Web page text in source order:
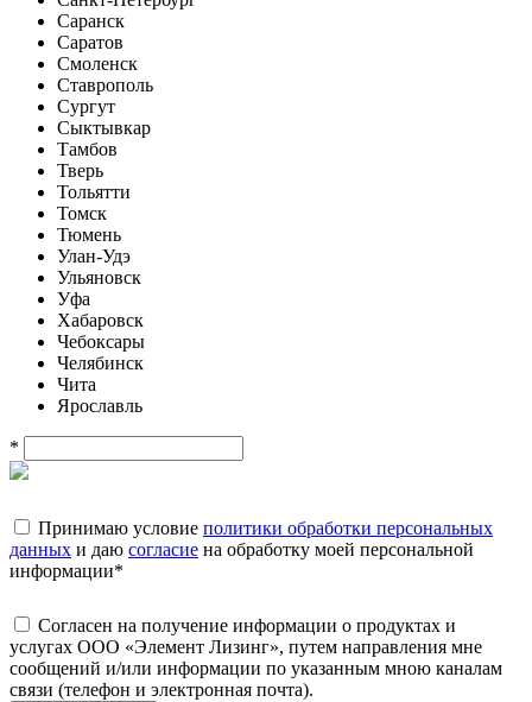
Саранск
Саратов
Смоленск
Ставрополь
Сургут
Сыктывкар
Тамбов
Тверь
Тольятти
Томск
Тюмень
Улан-Удэ
Ульяновск
Уфа
Хабаровск
Чебоксары
Челябинск
Чита
Ярославль
*
Принимаю условие политики обработки персональных
данных и даю согласие на обработку моей персональной
информации*
Согласен на получение информации о продуктах и
услугах ООО «Элемент Лизинг», путем направления мне
сообщений и/или информации по указанным мною каналам
связи (телефон и электронная почта).